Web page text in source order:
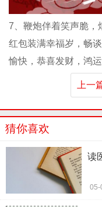
7、鞭炮伴着笑声脆，
红包装满幸福岁，畅
愉快，恭喜发财，鸿运
上一
猜你喜欢
读
05-